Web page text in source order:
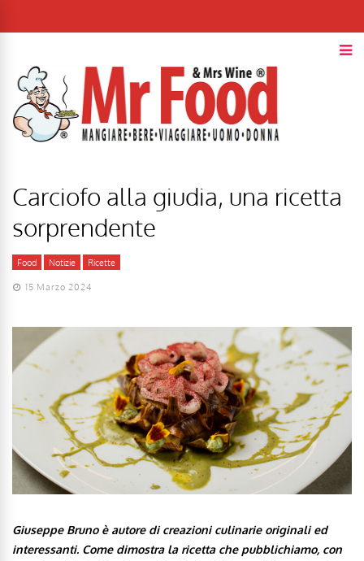
Carciofo alla giudia, una ricetta
sorprendente
Food Notizie Ricette
15 Marzo 2024
Giuseppe Bruno è autore di creazioni culinarie originali ed
interessanti. Come dimostra la ricetta che pubblichiamo, con